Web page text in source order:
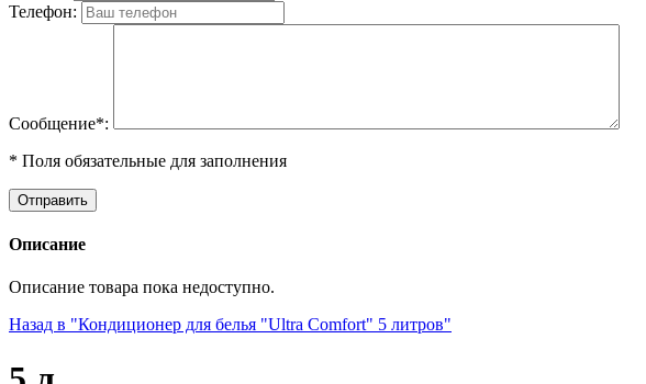
Телефон:
Cообщениe*:
* Поля обязательные для заполнения
Описание
Описание товара пока недоступно.
Назад в "Кондиционер для белья "Ultra Comfort" 5 литров"